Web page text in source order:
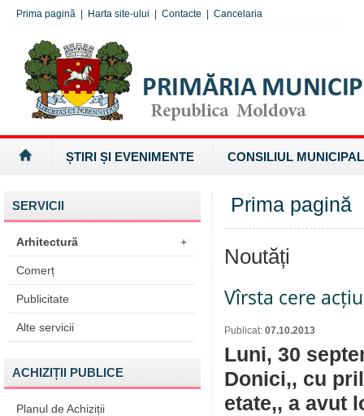
Prima pagină Harta site-ului Contacte Cancelaria
ȘTIRI ȘI EVENIMENTE CONSILIUL MUNICIPAL
SERVICII
Arhitectură +
Comerț
Publicitate
Alte servicii
ACHIZIȚII PUBLICE
Planul de Achiziții
Prima pagină
Noutăți
Vîrsta cere
Publicat: 07.10.2013
Luni, 30
Donici,, cu
etate,, a avut